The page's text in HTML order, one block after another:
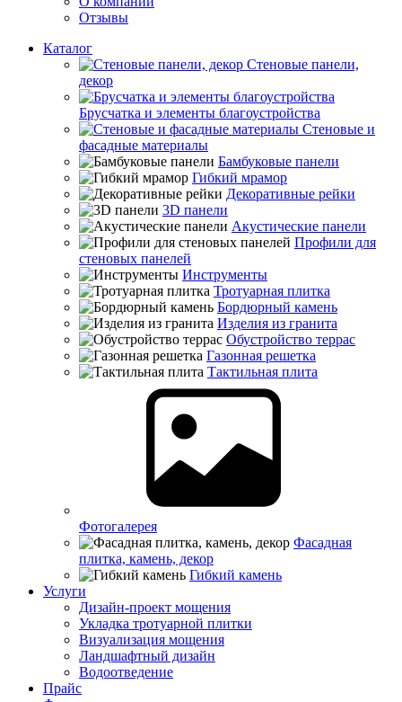
Отзывы
Каталог
Стеновые панели,
декор
Брусчатка и элементы благоустройства
Стеновые и
фасадные материалы
Бамбуковые панели
Гибкий мрамор
Декоративные рейки
3D панели
Акустические панели
Профили для
стеновых панелей
Инструменты
Тротуарная плитка
Бордюрный камень
Изделия из гранита
Обустройство террас
Газонная решетка
Тактильная плита
Фотогалерея
Фасадная
плитка, камень, декор
Гибкий камень
Услуги
Дизайн-проект мощения
Укладка тротуарной плитки
Визуализация мощения
Ландшафтный дизайн
Водоотведение
Прайс